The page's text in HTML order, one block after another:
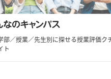
部／授業／先生別に探せる授業評価ク
ト